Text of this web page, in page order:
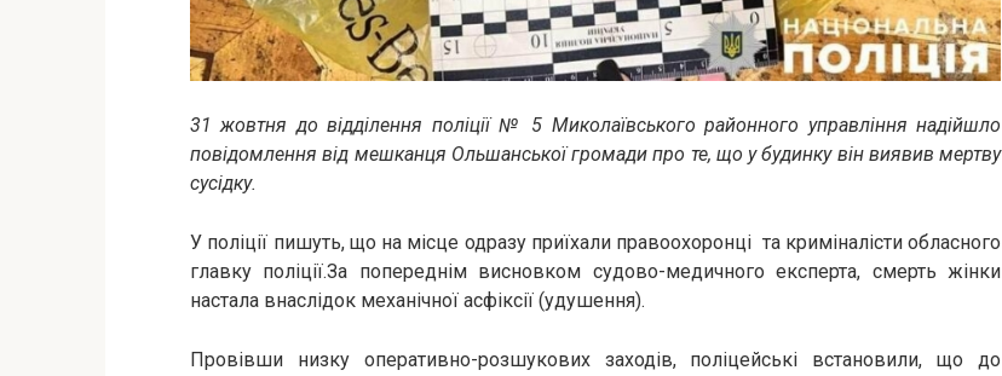
31 жовтня до відділення поліції № 5 Миколаївського районного управління надійшло
повідомлення від мешканця Ольшанської громади про те, що у будинку він виявив мертву
сусідку.
У поліції пишуть, що на місце одразу приїхали правоохоронці та криміналісти обласного
главку поліції.За попереднім висновком судово-медичного експерта, смерть жінки
настала внаслідок механічної асфіксії (удушення).
Провівши низку оперативно-розшукових заходів, поліцейські встановили, що до